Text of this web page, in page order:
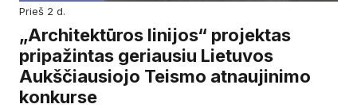
prieš 2 d.
„Architektūros linijos“ projektas
pripažintas geriausiu Lietuvos
Aukščiausiojo Teismo atnaujinimo
konkurse